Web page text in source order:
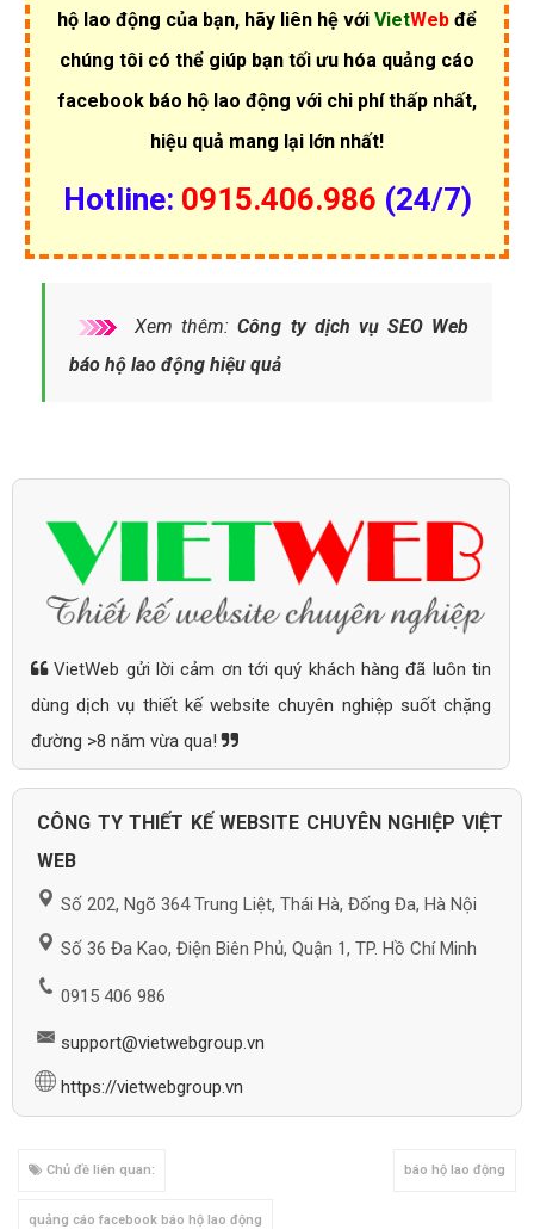
hộ lao động của bạn, hãy liên hệ với VietWeb để
chúng tôi có thể giúp bạn tối ưu hóa quảng cáo
facebook báo hộ lao động với chi phí thấp nhất,
hiệu quả mang lại lớn nhất!
Hotline: 0915.406.986 (24/7)
Xem thêm:Công ty dịch vụ SEO Web
báo hộ lao động hiệu quả
VietWeb gửi lời cảm ơn tới quý khách hàng đã luôn tin
dùng dịch vụ thiết kế website chuyên nghiệp suốt chặng
đường >8 năm vừa qua!
CÔNG TY THIẾT KẾ WEBSITE CHUYÊN NGHIỆP VIỆT
WEB
Số 202, Ngõ 364 Trung Liệt, Thái Hà, Đống Đa, Hà Nội
Số 36 Đa Kao, Điện Biên Phủ, Quận 1, TP. Hồ Chí Minh
0915 406 986
support@vietwebgroup.vn
https://vietwebgroup.vn
Chủ đề liên quan: báo hộ lao động
quảng cáo facebook báo hộ lao động